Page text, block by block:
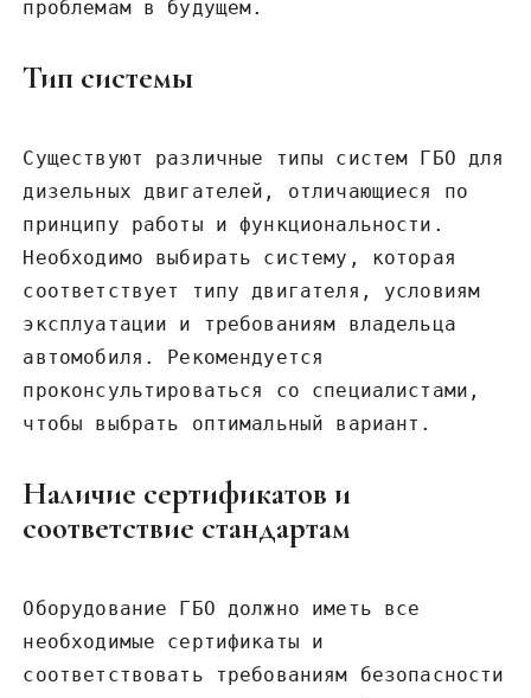
проблемам в будущем.
Тип системы
Существуют различные типы систем ГБО для
дизельных двигателей, отличающиеся по
принципу работы и функциональности.
Необходимо выбирать систему, которая
соответствует типу двигателя, условиям
эксплуатации и требованиям владельца
автомобиля. Рекомендуется
проконсультироваться со специалистами,
чтобы выбрать оптимальный вариант.
Наличие сертификатов и
соответствие стандартам
Оборудование ГБО должно иметь все
необходимые сертификаты и
соответствовать требованиям безопасности